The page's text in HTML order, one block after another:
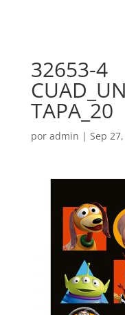
32653-4
TAPA_20
por admin | Sep